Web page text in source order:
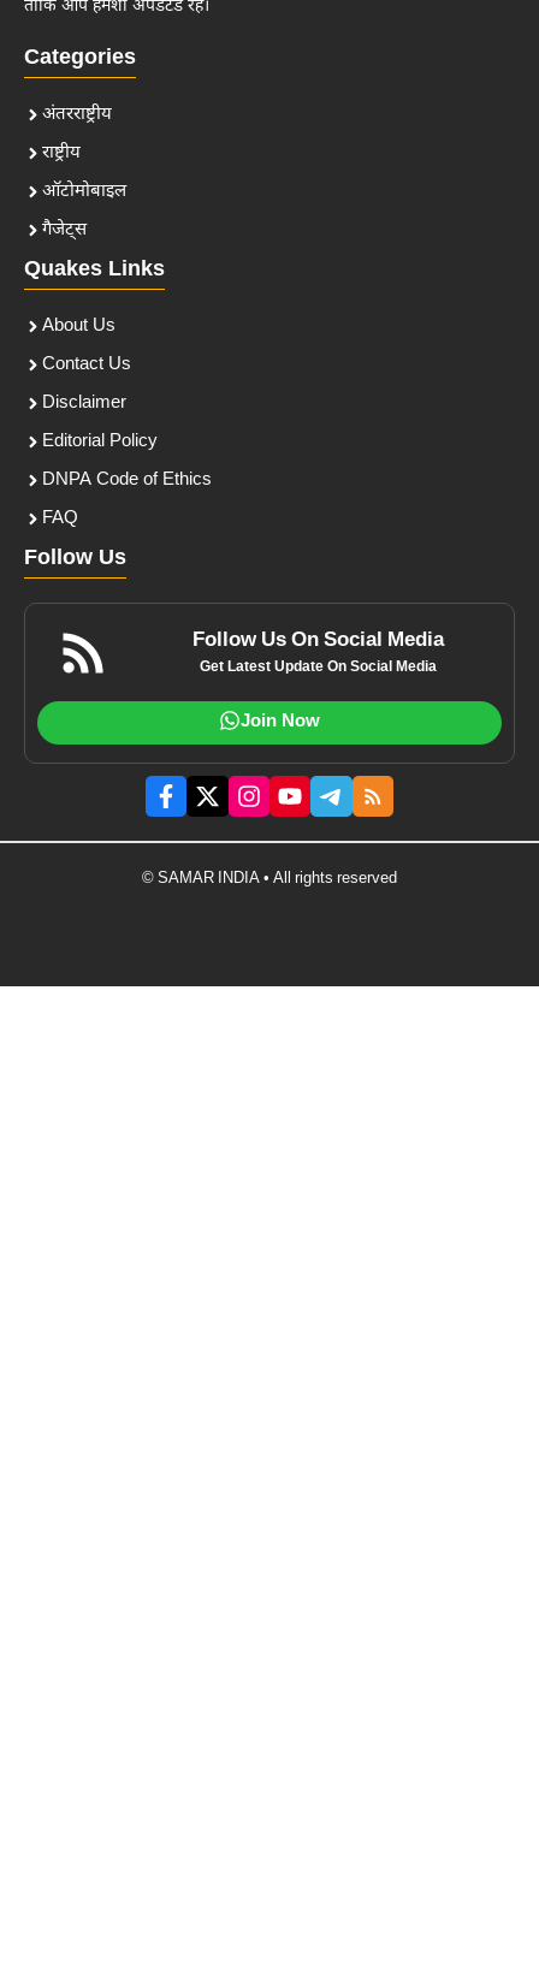
ताकि आप हमेशा अपडेटेड रहें।
Categories
अंतरराष्ट्रीय
राष्ट्रीय
ऑटोमोबाइल
गैजेट्स
Quakes Links
About Us
Contact Us
Disclaimer
Editorial Policy
DNPA Code of Ethics
FAQ
Follow Us
Follow Us On Social Media
Get Latest Update On Social Media
Join Now
© SAMAR INDIA • All rights reserved